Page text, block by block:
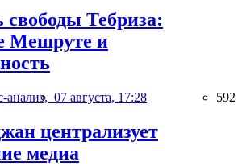
свободы Тебриза:
Мешруте и
анализ, 07 августа, 17:28 592
централизует
медиа